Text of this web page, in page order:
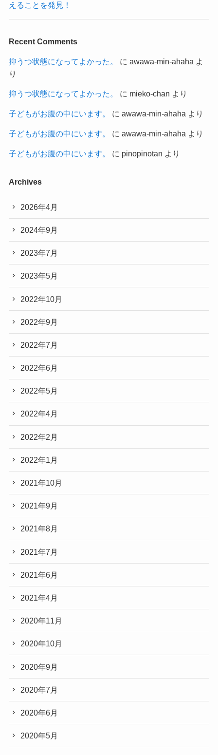
えることを発見！
Recent Comments
抑うつ状態になってよかった。 に awawa-min-ahaha よ
り
抑うつ状態になってよかった。 に mieko-chan より
子どもがお腹の中にいます。 に awawa-min-ahaha より
子どもがお腹の中にいます。 に awawa-min-ahaha より
子どもがお腹の中にいます。 に pinopinotan より
Archives
2026年4月
2024年9月
2023年7月
2023年5月
2022年10月
2022年9月
2022年7月
2022年6月
2022年5月
2022年4月
2022年2月
2022年1月
2021年10月
2021年9月
2021年8月
2021年7月
2021年6月
2021年4月
2020年11月
2020年10月
2020年9月
2020年7月
2020年6月
2020年5月